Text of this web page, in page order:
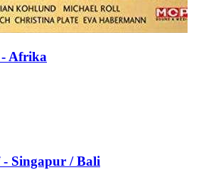
- Afrika
Singapur / Bali